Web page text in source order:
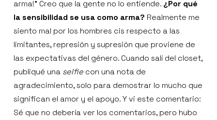
arma!” Creo que la gente no lo entiende. ¿Por qué
la sensibilidad se usa como arma? Realmente me
siento mal por los hombres cis respecto a las
limitantes, represión y supresión que proviene de
las expectativas del género. Cuando salí del closet,
publiqué una selfie con una nota de
agradecimiento, solo para demostrar lo mucho que
significan el amor y el apoyo. Y vi este comentario:
Sé que no debería ver los comentarios, pero hubo